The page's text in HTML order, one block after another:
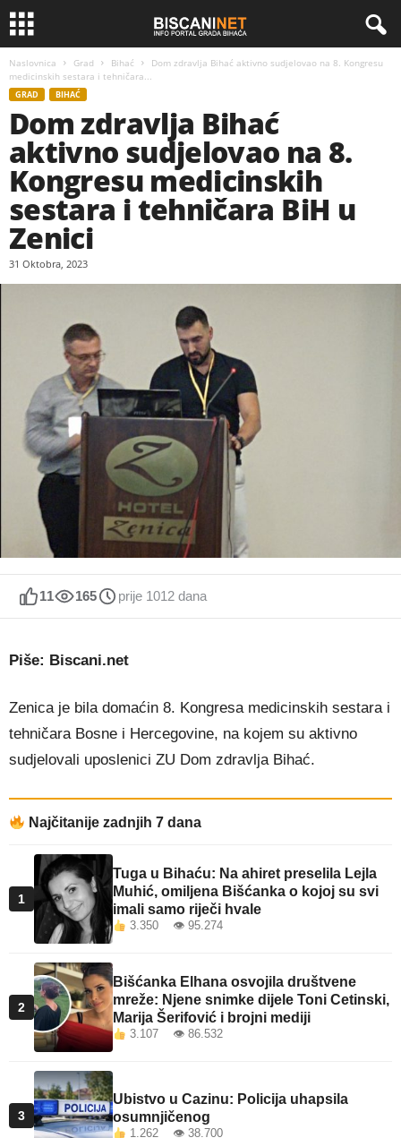
Naslovnica Grad Bihać
Dom zdravlja Bihać aktivno sudjelovao na 8. Kongresu
medicinskih sestara i tehničara...
GRAD BIHAĆ
Dom zdravlja Bihać
aktivno sudjelovao na 8.
Kongresu medicinskih
sestara i tehničara BiH u
Zenici
31 Oktobra, 2023
11 165 prije 1012 dana
Piše: Biscani.net
Zenica je bila domaćin 8. Kongresa medicinskih sestara i
tehničara Bosne i Hercegovine, na kojem su aktivno
sudjelovali uposlenici ZU Dom zdravlja Bihać.
Najčitanije zadnjih 7 dana
1
Tuga u Bihaću: Na ahiret preselila Lejla
Muhić, omiljena Bišćanka o kojoj su svi
imali samo riječi hvale
3.350 👁 95.274
2
Bišćanka Elhana osvojila društvene
mreže: Njene snimke dijele Toni Cetinski,
Marija Šerifović i brojni mediji
3.107 👁 86.532
3
Ubistvo u Cazinu: Policija uhapsila
osumnjičenog
1.262 👁 38.700